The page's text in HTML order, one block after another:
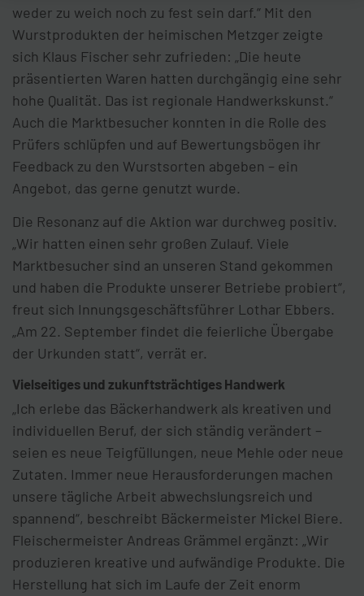
weder zu weich noch zu fest sein darf.“ Mit den
Wurstprodukten der heimischen Metzger zeigte
sich Klaus Fischer sehr zufrieden: „Die heute
präsentierten Waren hatten durchgängig eine sehr
hohe Qualität. Das ist regionale Handwerkskunst.“
Auch die Marktbesucher konnten in die Rolle des
Prüfers schlüpfen und auf Bewertungsbögen ihr
Feedback zu den Wurstsorten abgeben – ein
Angebot, das gerne genutzt wurde.
Die Resonanz auf die Aktion war durchweg positiv.
„Wir hatten einen sehr großen Zulauf. Viele
Marktbesucher sind an unseren Stand gekommen
und haben die Produkte unserer Betriebe probiert“,
freut sich Innungsgeschäftsführer Lothar Ebbers.
„Am 22. September findet die feierliche Übergabe
der Urkunden statt“, verrät er.
Vielseitiges und zukunftsträchtiges Handwerk
„Ich erlebe das Bäckerhandwerk als kreativen und
individuellen Beruf, der sich ständig verändert –
seien es neue Teigfüllungen, neue Mehle oder neue
Zutaten. Immer neue Herausforderungen machen
unsere tägliche Arbeit abwechslungsreich und
spannend“, beschreibt Bäckermeister Mickel Biere.
Fleischermeister Andreas Grämmel ergänzt: „Wir
produzieren kreative und aufwändige Produkte. Die
Herstellung hat sich im Laufe der Zeit enorm